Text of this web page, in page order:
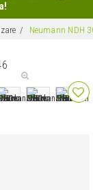
Neumann NDH